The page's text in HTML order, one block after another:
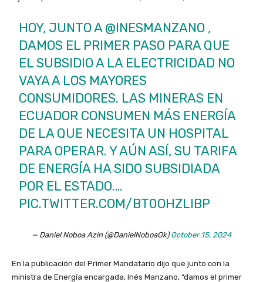
HOY, JUNTO A@INESMANZANO ,
DAMOS EL PRIMER PASO PARA QUE
EL SUBSIDIO A LA ELECTRICIDAD NO
VAYA A LOS MAYORES
CONSUMIDORES. LAS MINERAS EN
ECUADOR CONSUMEN MÁS ENERGÍA
DE LA QUE NECESITA UN HOSPITAL
PARA OPERAR. Y AÚN ASÍ, SU TARIFA
DE ENERGÍA HA SIDO SUBSIDIADA
POR EL ESTADO.…
PIC.TWITTER.COM/BT0OHZLIBP
— Daniel Noboa Azin (@DanielNoboaOk)October 15, 2024
En la publicación del Primer Mandatario dijo que junto con la
ministra de Energía encargada, Inés Manzano, “damos el primer